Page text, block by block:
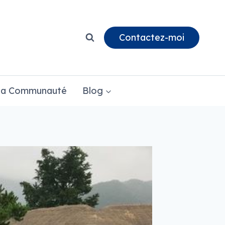
Contactez-moi
Communauté Blog